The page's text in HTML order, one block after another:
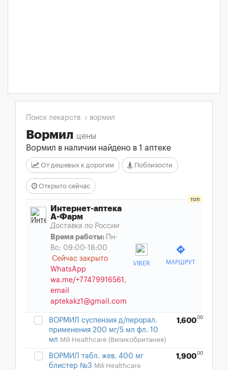
Поиск лекарств вормил
Вормил цены
Вормил в наличии найдено в 1 аптеке
От дешевых к дорогим Поблизости
Открыто сейчас
Интернет-аптека
А-Фарм
Доставка по России
Время работы:
Пн-
Вс: 09:00-18:00
Сейчас закрыто
WhatsApp
wa.me/+77479916561,
email
aptekakz1@gmail.com
VIBER
directions
МАРШРУТ
ВОРМИЛ суспензия д/перорал.
применения 200 мг/5 мл фл. 10
мл Mili Healthcare (Великобритания)
1,60000
ВОРМИЛ табл. жев. 400 мг
блистер №3 Mili Healthcare
1,90000